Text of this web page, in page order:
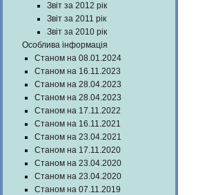
Звіт за 2012 рік
Звіт за 2011 рік
Звіт за 2010 рік
Особлива інформація
Станом на 08.01.2024
Станом на 16.11.2023
Станом на 28.04.2023
Станом на 28.04.2023
Станом на 17.11.2022
Станом на 16.11.2021
Станом на 23.04.2021
Станом на 17.11.2020
Станом на 23.04.2020
Станом на 23.04.2020
Станом на 07.11.2019